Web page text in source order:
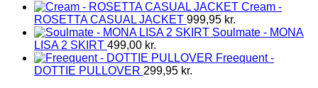
Cream -
ROSETTA CASUAL JACKET 999,95 kr.
Soulmate - MONA
LISA 2 SKIRT 499,00 kr.
Freequent -
DOTTIE PULLOVER 299,95 kr.